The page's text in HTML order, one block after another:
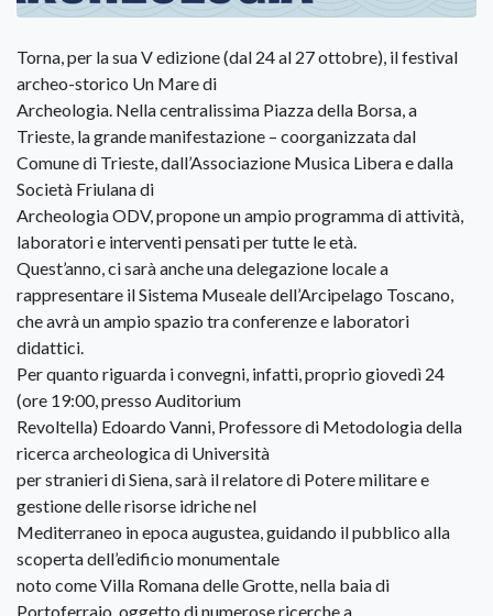
Torna, per la sua V edizione (dal 24 al 27 ottobre), il festival
archeo-storico Un Mare di
Archeologia. Nella centralissima Piazza della Borsa, a
Trieste, la grande manifestazione – coorganizzata dal
Comune di Trieste, dall’Associazione Musica Libera e dalla
Società Friulana di
Archeologia ODV, propone un ampio programma di attività,
laboratori e interventi pensati per tutte le età.
Quest’anno, ci sarà anche una delegazione locale a
rappresentare il Sistema Museale dell’Arcipelago Toscano,
che avrà un ampio spazio tra conferenze e laboratori
didattici.
Per quanto riguarda i convegni, infatti, proprio giovedì 24
(ore 19:00, presso Auditorium
Revoltella) Edoardo Vanni, Professore di Metodologia della
ricerca archeologica di Università
per stranieri di Siena, sarà il relatore di Potere militare e
gestione delle risorse idriche nel
Mediterraneo in epoca augustea, guidando il pubblico alla
scoperta dell’edificio monumentale
noto come Villa Romana delle Grotte, nella baia di
Portoferraio, oggetto di numerose ricerche a